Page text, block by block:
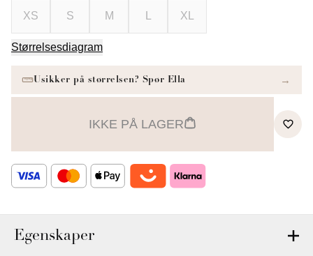
XS S M XL
Størrelsesdiagram
IKKE PÅ LAGER
Egenskaper